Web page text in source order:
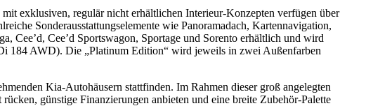
exklusiven, regulär nicht erhältlichen Interieur-Konzepten verfügen über
Sonderausstattungselemente wie Panoramadach, Kartennavigation,
Cee’d Sportswagon, Sportage und Sorento erhältlich und wird
184 AWD). Die „Platinum Edition“ wird jeweils in zwei Außenfarben
Kia-Autohäusern stattfinden. Im Rahmen dieser groß angelegten
günstige Finanzierungen anbieten und eine breite Zubehör-Palette